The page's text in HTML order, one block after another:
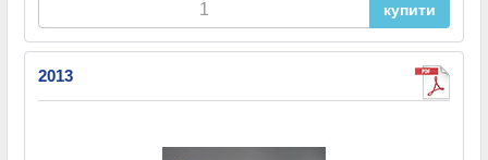
купити
2013